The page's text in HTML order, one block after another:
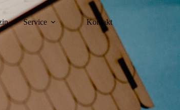
Service Kontakt